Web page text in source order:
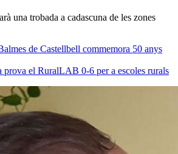
una trobada a cadascuna de les zones
de Castellbell commemora 50 anys
prova el RuralLAB 0-6 per a escoles rurals